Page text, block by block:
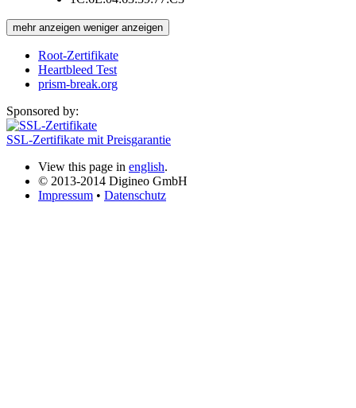
mehr anzeigen weniger anzeigen
Root-Zertifikate
Heartbleed Test
prism-break.org
Sponsored by:
SSL-Zertifikate mit Preisgarantie
View this page in english.
© 2013-2014 Digineo GmbH
Impressum • Datenschutz